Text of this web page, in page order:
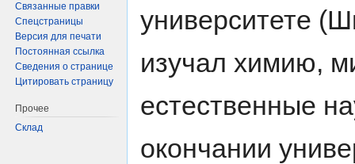
университете
изучал химию,
естественные
окончании
Связанные правки
Спецстраницы
Версия для печати
Постоянная ссылка
Сведения о странице
Цитировать страницу
Прочее
Склад